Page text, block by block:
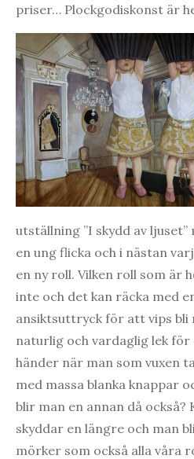
priser… Plockgodiskonst är
utställning ”I skydd av
en ung flicka och i nästan
en ny roll. Vilken roll som är
inte och det kan räcka med
ansiktsuttryck för att vips bli
naturlig och vardaglig lek för
händer när man som vuxen
med massa blanka knappar
blir man en annan då också?
skyddar en längre och man
mörker som också alla våra